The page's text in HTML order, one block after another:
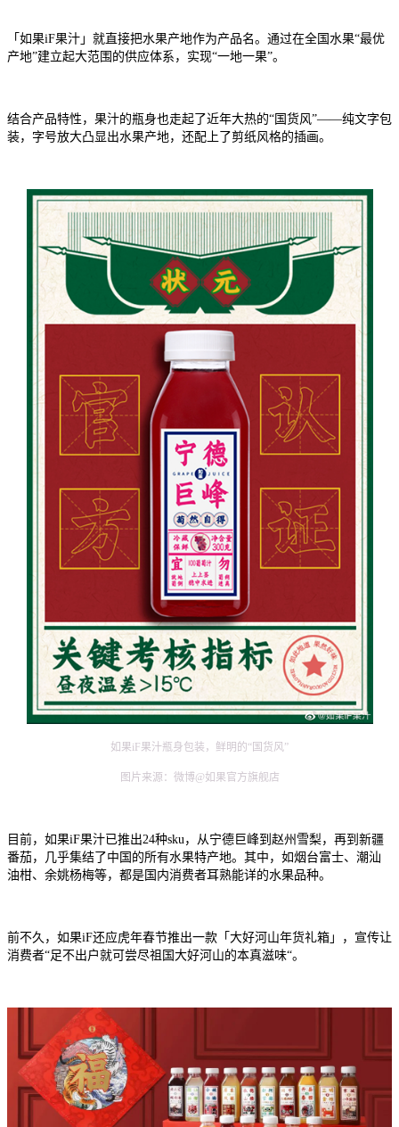
「如果iF果汁」就直接把水果产地作为产品名。通过在全国水果“最优
产地”建立起大范围的供应体系，实现“一地一果”。
结合产品特性，果汁的瓶身也走起了近年大热的“国货风”——纯文字包
装，字号放大凸显出水果产地，还配上了剪纸风格的插画。
如果iF果汁瓶身包装，鲜明的“国货风”
图片来源：微博@如果官方旗舰店
目前，如果iF果汁已推出24种sku，从宁德巨峰到赵州雪梨，再到新疆
番茄，几乎集结了中国的所有水果特产地。其中，如烟台富士、潮汕
油柑、余姚杨梅等，都是国内消费者耳熟能详的水果品种。
前不久，如果iF还应虎年春节推出一款「大好河山年货礼箱」，宣传让
消费者“足不出户就可尝尽祖国大好河山的本真滋味“。